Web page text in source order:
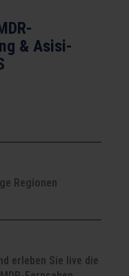
& Asisi-
Regionen
erleben Sie live die